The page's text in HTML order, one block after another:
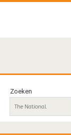
Primaire
sidebar
Zoeken